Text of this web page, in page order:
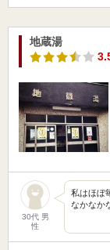
地蔵湯
30代 男
性
私はほぼ
なかなか